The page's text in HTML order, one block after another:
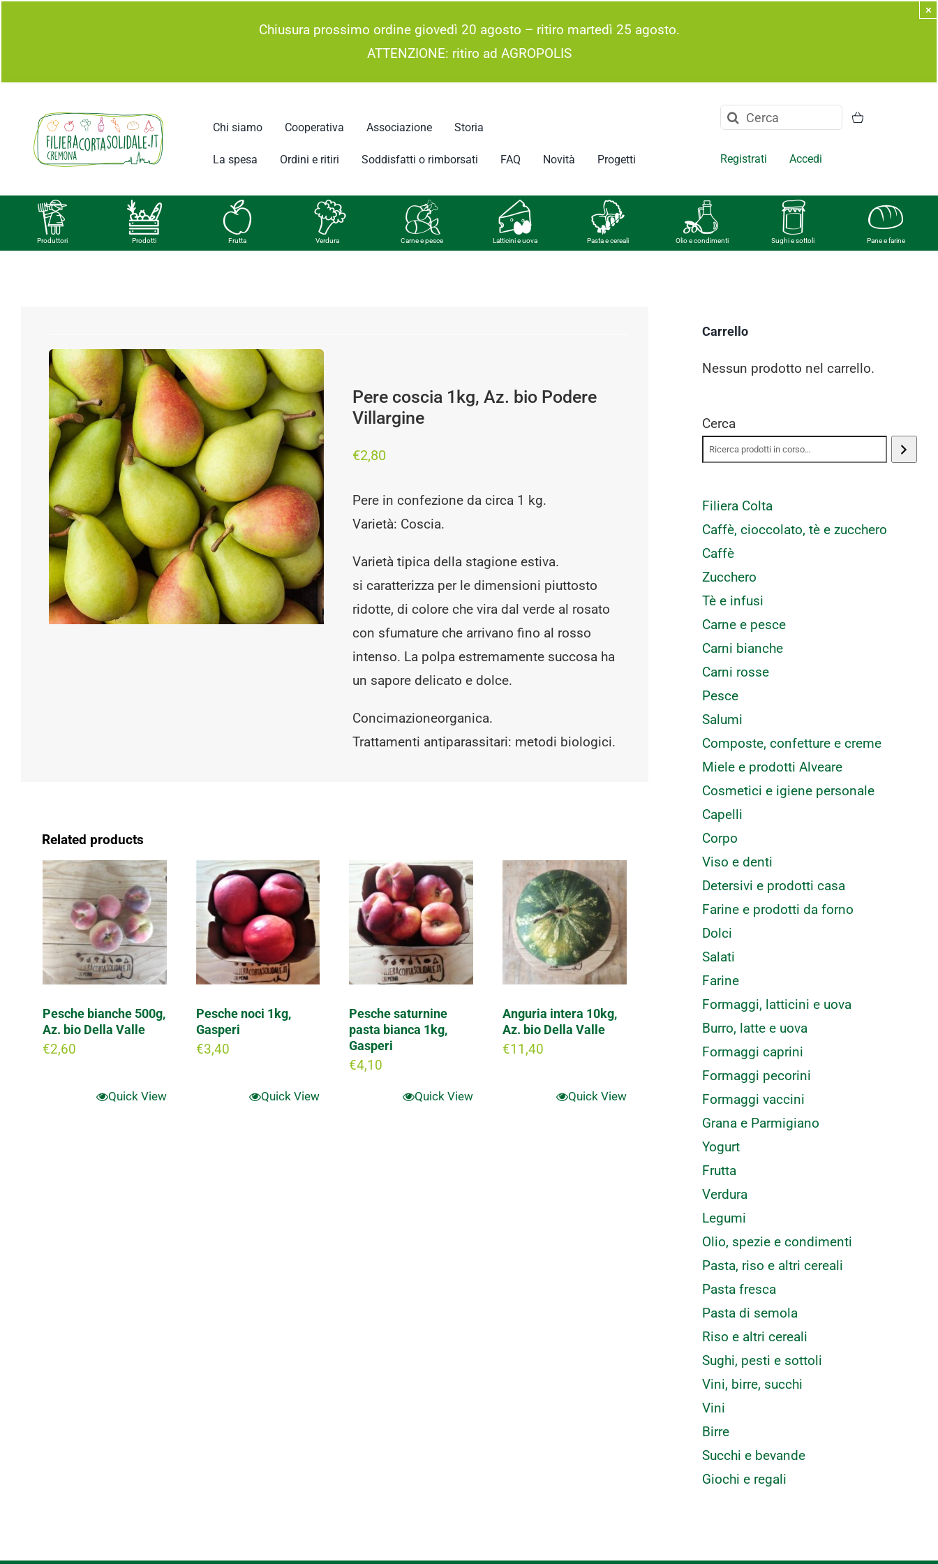
Chiusura prossimo ordine giovedì 20 agosto – ritiro martedì 25 agosto.
ATTENZIONE: ritiro ad AGROPOLIS
×
Chi siamo Cooperativa Associazione Storia
La spesa Ordini e ritiri Soddisfatti o rimborsati FAQ Novità Progetti
Cerca
Registrati Accedi
Produttori Prodotti Frutta Verdura Carne e pesce Latticini e uova Pasta e cereali Olio e condimenti Sughi e sottoli Pane e farine
Pere coscia 1kg, Az. bio Podere
Villargine
€2,80
Pere in confezione da circa 1 kg.
Varietà: Coscia.
Varietà tipica della stagione estiva.
si caratterizza per le dimensioni piuttosto
ridotte, di colore che vira dal verde al rosato
con sfumature che arrivano fino al rosso
intenso. La polpa estremamente succosa ha
un sapore delicato e dolce.
Concimazioneorganica.
Trattamenti antiparassitari: metodi biologici.
Related products
Pesche bianche 500g,
Az. bio Della Valle
€2,60
Quick View
Pesche noci 1kg,
Gasperi
€3,40
Quick View
Pesche saturnine
pasta bianca 1kg,
Gasperi
€4,10
Quick View
Anguria intera 10kg,
Az. bio Della Valle
€11,40
Quick View
Carrello
Nessun prodotto nel carrello.
Cerca
Filiera Colta
Caffè, cioccolato, tè e zucchero
Caffè
Zucchero
Tè e infusi
Carne e pesce
Carni bianche
Carni rosse
Pesce
Salumi
Composte, confetture e creme
Miele e prodotti Alveare
Cosmetici e igiene personale
Capelli
Corpo
Viso e denti
Detersivi e prodotti casa
Farine e prodotti da forno
Dolci
Salati
Farine
Formaggi, latticini e uova
Burro, latte e uova
Formaggi caprini
Formaggi pecorini
Formaggi vaccini
Grana e Parmigiano
Yogurt
Frutta
Verdura
Legumi
Olio, spezie e condimenti
Pasta, riso e altri cereali
Pasta fresca
Pasta di semola
Riso e altri cereali
Sughi, pesti e sottoli
Vini, birre, succhi
Vini
Birre
Succhi e bevande
Giochi e regali